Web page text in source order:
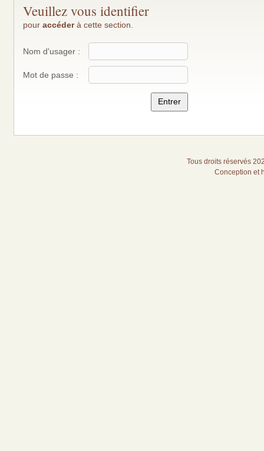
Veuillez vous identifier
pour accéderà cette section.
Nom d'usager :
Mot de passe :
Tous droits réservés
Conception et